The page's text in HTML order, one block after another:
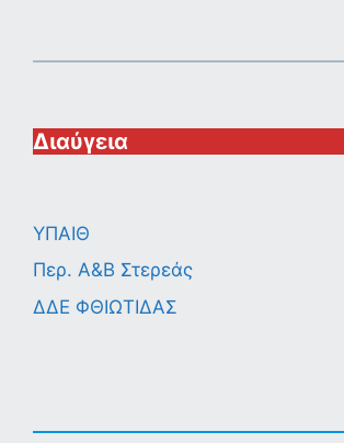
Διαύγεια
ΥΠΑΙΘ
Περ. A&B Στερεάς
ΔΔΕ ΦΘΙΩΤΙΔΑΣ